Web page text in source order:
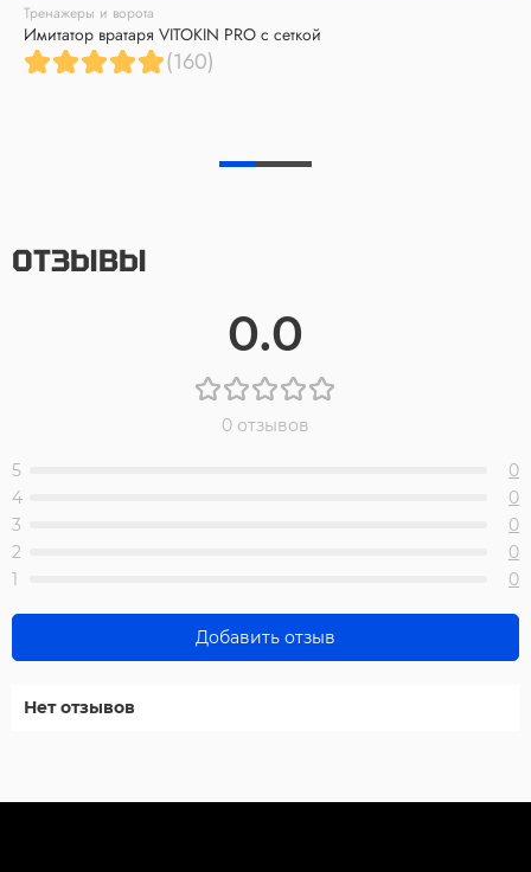
Тренажеры и ворота
Имитатор вратаря VITOKIN PRO с сеткой
(160)
ОТЗЫВЫ
0.0
0 отзывов
5
0
4
0
3
0
2
0
1
0
Добавить отзыв
Нет отзывов